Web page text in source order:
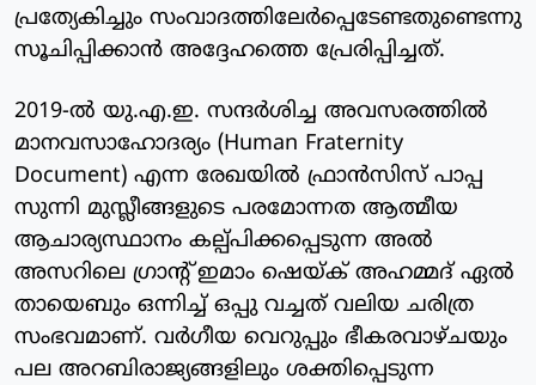
പ്രത്യേകിച്ചും സംവാദത്തിലേര്‍പ്പെടേണ്ടതുണ്ടെന്നു
സൂചിപ്പിക്കാന്‍ അദ്ദേഹത്തെ പ്രേരിപ്പിച്ചത്.
2019-ല്‍ യു.എ.ഇ. സന്ദര്‍ശിച്ച അവസരത്തില്‍
മാനവസാഹോദര്യം (Human Fraternity
Document) എന്ന രേഖയില്‍ ഫ്രാന്‍സിസ് പാപ്പ
സുന്നി മുസ്ലീങ്ങളുടെ പരമോന്നത ആത്മീയ
ആചാര്യസ്ഥാനം കല്പ്പിക്കപ്പെടുന്ന അല്‍
അസറിലെ ഗ്രാന്റ് ഇമാം ഷെയ്ക് അഹമ്മദ് ഏല്‍
തായെബും ഒന്നിച്ച് ഒപ്പു വച്ചത് വലിയ ചരിത്ര
സംഭവമാണ്. വര്‍ഗീയ വെറുപ്പും ഭീകരവാഴ്ചയും
പല അറബിരാജ്യങ്ങളിലും ശക്തിപ്പെടുന്ന